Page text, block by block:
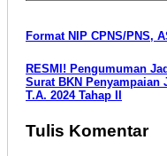
Navigasi
pos
Format NIP CPNS/PNS,
RESMI! Pengumuman
Surat BKN Penyampaian
T.A. 2024 Tahap II
Tulis Komentar